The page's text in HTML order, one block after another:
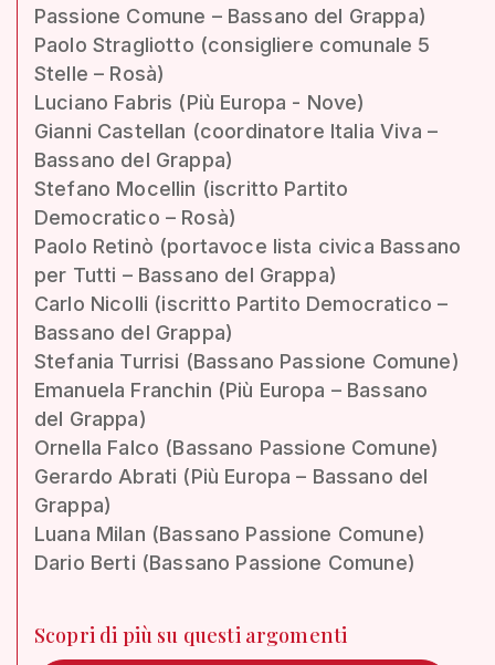
Passione Comune – Bassano del Grappa)
Paolo Stragliotto (consigliere comunale 5
Stelle – Rosà)
Luciano Fabris (Più Europa - Nove)
Gianni Castellan (coordinatore Italia Viva –
Bassano del Grappa)
Stefano Mocellin (iscritto Partito
Democratico – Rosà)
Paolo Retinò (portavoce lista civica Bassano
per Tutti – Bassano del Grappa)
Carlo Nicolli (iscritto Partito Democratico –
Bassano del Grappa)
Stefania Turrisi (Bassano Passione Comune)
Emanuela Franchin (Più Europa – Bassano
del Grappa)
Ornella Falco (Bassano Passione Comune)
Gerardo Abrati (Più Europa – Bassano del
Grappa)
Luana Milan (Bassano Passione Comune)
Dario Berti (Bassano Passione Comune)
Scopri di più su questi argomenti